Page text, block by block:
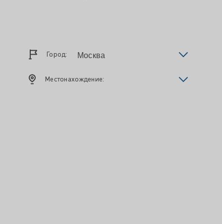
Город:
Местонахождение: